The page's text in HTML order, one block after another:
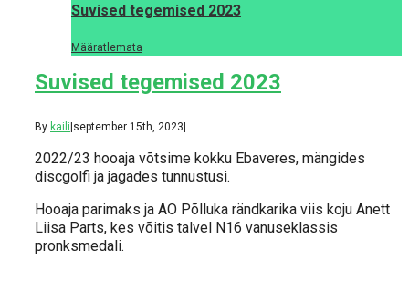
Suvised tegemised 2023
Määratlemata
Suvised tegemised 2023
By kaili september 15th, 2023
2022/23 hooaja võtsime kokku Ebaveres, mängides
discgolfi ja jagades tunnustusi.
Hooaja parimaks ja AO Põlluka rändkarika viis koju Anett
Liisa Parts, kes võitis talvel N16 vanuseklassis
pronksmedali.